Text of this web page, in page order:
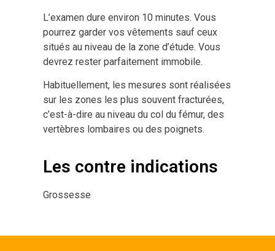
L’examen dure environ 10 minutes. Vous
pourrez garder vos vêtements sauf ceux
situés au niveau de la zone d’étude. Vous
devrez rester parfaitement immobile.
Habituellement, les mesures sont réalisées
sur les zones les plus souvent fracturées,
c’est-à-dire au niveau du col du fémur, des
vertèbres lombaires ou des poignets.
Les contre indications
Grossesse